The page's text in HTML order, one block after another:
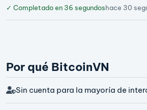
✓ Completado en 36 segundoshace 30
Por qué BitcoinVN
Sin cuenta para la mayoría de